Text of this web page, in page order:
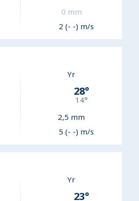
0 mm
2 (- -) m/s
Yr
28°
14°
2,5 mm
5 (- -) m/s
Yr
23°